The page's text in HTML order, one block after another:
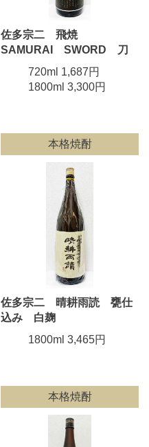
佐多宗二 飛焼
SAMURAI SWORD 刀
720ml 1,687円
1800ml 3,300円
本格焼酎
佐多宗二 晴耕雨読 甕仕
込み 白麹
1800ml 3,465円
本格焼酎